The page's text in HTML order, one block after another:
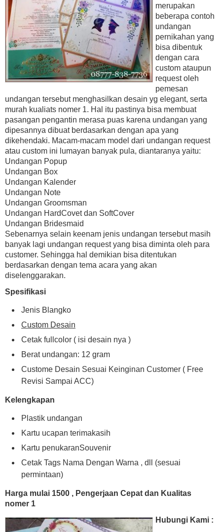
merupakan
beberapa contoh
undangan
pernikahan yang
bisa dibentuk
dengan cara
custom ataupun
request oleh
pemesan
undangan tersebut menghasilkan desain yg elegant, serta
murah kualiats nomer 1. Hal itu pastinya bisa membuat
pasangan pengantin merasa puas karena undangan yang
dipesannya dibuat berdasarkan dengan apa yang
dikehendaki. Macam-macam model dari undangan request
atau custom ini lumayan banyak pula, diantaranya yaitu:
Undangan Popup
Undangan Box
Undangan Kalender
Undangan Note
Undangan Groomsman
Undangan HardCovet dan SoftCover
Undangan Bridesmaid
Sebenarnya selain keenam jenis undangan tersebut masih
banyak lagi undangan request yang bisa diminta oleh para
customer. Sehingga hal demikian bisa ditentukan
berdasarkan dengan tema acara yang akan
diselenggarakan.
Spesifikasi
Jenis Blangko
Custom Desain
Cetak fullcolor ( isi desain nya )
Berat undangan: 12 gram
Custome Desain Sesuai Keinginan Customer ( Free
Revisi Sampai ACC)
Kelengkapan
Plastik undangan
Kartu ucapan terimakasih
Kartu penukaranSouvenir
Cetak Tags Nama Dengan Warna , dll (sesuai
permintaan)
Harga mulai 1500 , Pengerjaan Cepat dan Kualitas
nomer 1
Hubungi Kami :